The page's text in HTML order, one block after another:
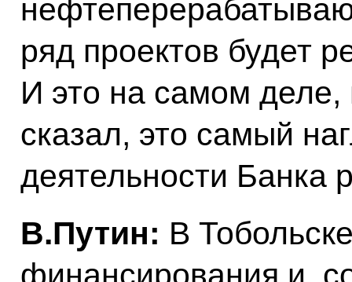
ряд проектов будет
И это на самом
сказал, это самый
деятельности Банка
В.Путин: В